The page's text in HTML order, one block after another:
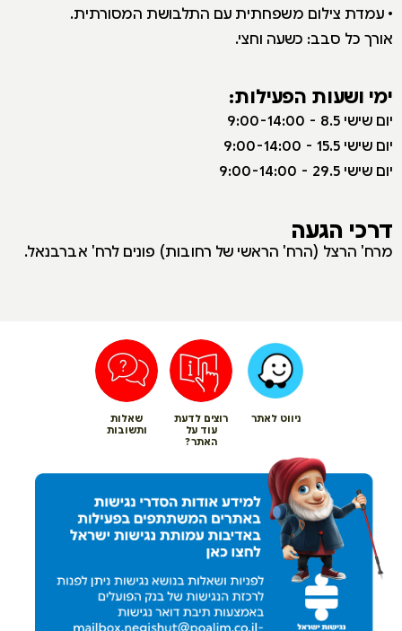
• עמדת צילום משפחתית עם התלבושת המסורתית.
אורך כל סבב: כשעה וחצי.
ימי ושעות הפעילות:
יום שישי 8.5 - 9:00-14:00
יום שישי 15.5 - 9:00-14:00
יום שישי 29.5 - 9:00-14:00
דרכי הגעה
מרח' הרצל (הרח' הראשי של רחובות) פונים לרח' אברבנאל.
ניווט לאתר
רוצים לדעת
עוד על
האתר?
שאלות
ותשובות